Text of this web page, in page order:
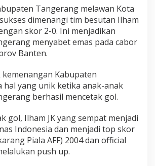
Tangerang melawan Kota
dimenangi tim besutan Ilham
skor 2-0. Ini menjadikan
menyabet emas pada cabor
Banten.
Kabupaten
hal yang unik ketika anak-anak
berhasil mencetak gol.
gol, Ilham JK yang sempat menjadi
Indonesia dan menjadi top skor
Piala AFF) 2004 dan official
push up.